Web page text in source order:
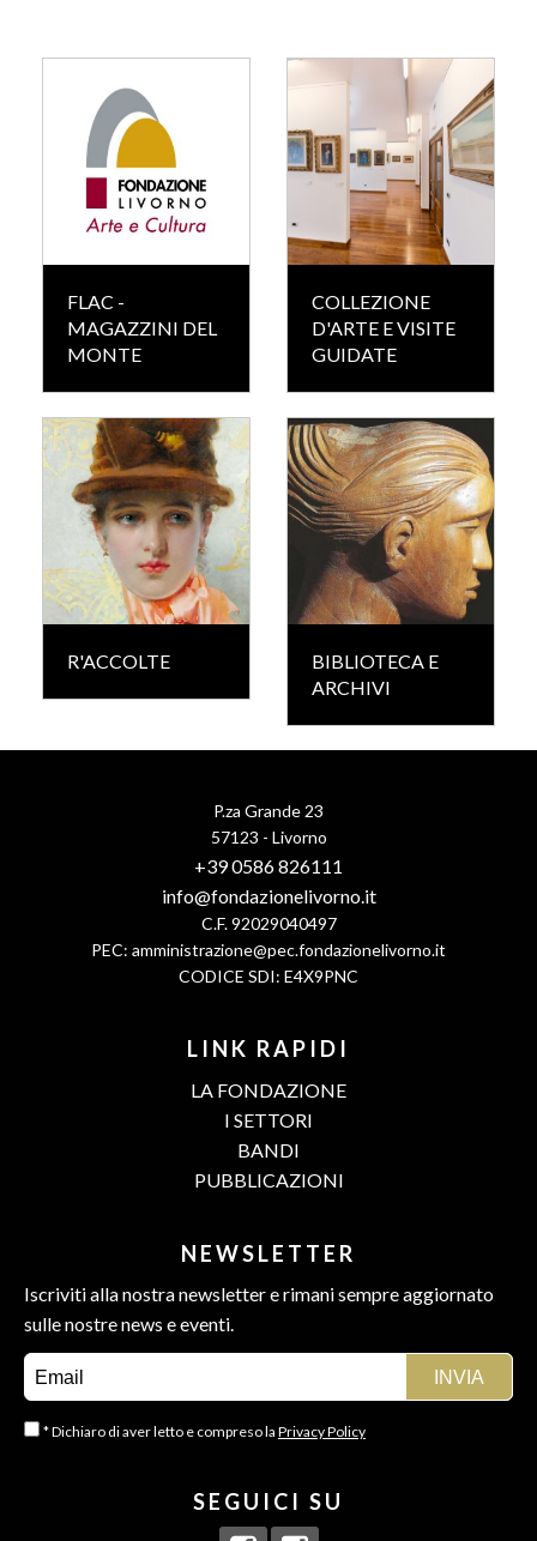
FLAC -
MAGAZZINI DEL
MONTE
COLLEZIONE
D'ARTE E VISITE
GUIDATE
R'ACCOLTE
BIBLIOTECA E
ARCHIVI
P.za Grande 23
57123 - Livorno
+39 0586 826111
info@fondazionelivorno.it
C.F. 92029040497
PEC: amministrazione@pec.fondazionelivorno.it
CODICE SDI: E4X9PNC
LINK RAPIDI
LA FONDAZIONE
I SETTORI
BANDI
PUBBLICAZIONI
NEWSLETTER
Iscriviti alla nostra newsletter e rimani sempre aggiornato
sulle nostre news e eventi.
* Dichiaro di aver letto e compreso la Privacy Policy
SEGUICI SU